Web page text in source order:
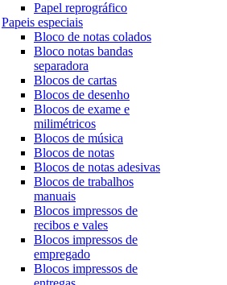
Papel reprográfico
Papeis especiais
Bloco de notas colados
Bloco notas bandas
separadora
Blocos de cartas
Blocos de desenho
Blocos de exame e
milimétricos
Blocos de música
Blocos de notas
Blocos de notas adesivas
Blocos de trabalhos
manuais
Blocos impressos de
recibos e vales
Blocos impressos de
empregado
Blocos impressos de